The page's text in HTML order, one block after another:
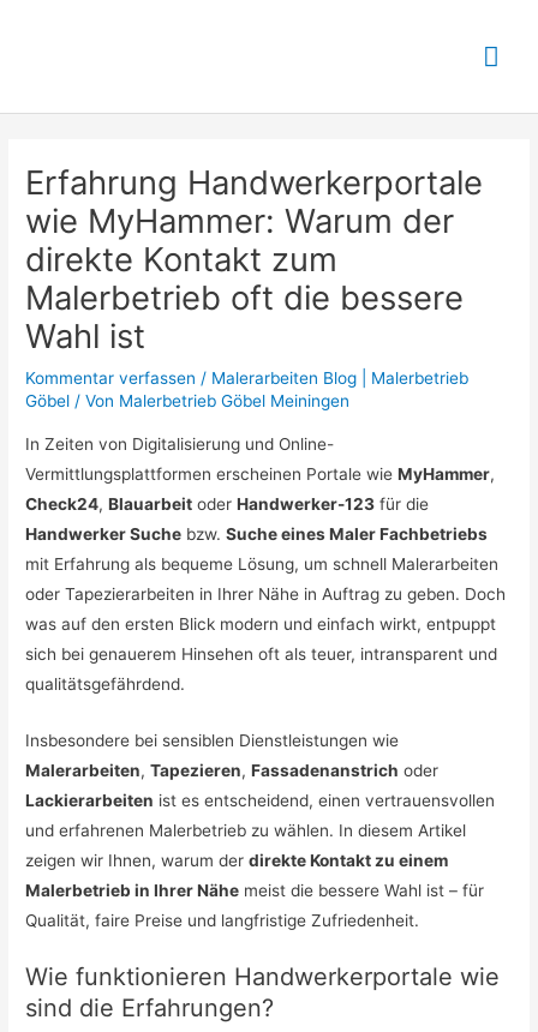
Erfahrung Handwerkerportale
wie MyHammer: Warum der
direkte Kontakt zum
Malerbetrieb oft die bessere
Wahl ist
Kommentar verfassen / Malerarbeiten Blog | Malerbetrieb
Göbel / Von Malerbetrieb Göbel Meiningen
In Zeiten von Digitalisierung und Online-
Vermittlungsplattformen erscheinen Portale wieMyHammer,
Check24,Blauarbeit oderHandwerker-123 für die
Handwerker Suche bzw.Suche eines Maler Fachbetriebs
mit Erfahrung als bequeme Lösung, um schnell Malerarbeiten
oder Tapezierarbeiten in Ihrer Nähe in Auftrag zu geben. Doch
was auf den ersten Blick modern und einfach wirkt, entpuppt
sich bei genauerem Hinsehen oft als teuer, intransparent und
qualitätsgefährdend.
Insbesondere bei sensiblen Dienstleistungen wie
Malerarbeiten,Tapezieren,Fassadenanstrich oder
Lackierarbeiten ist es entscheidend, einen vertrauensvollen
und erfahrenen Malerbetrieb zu wählen. In diesem Artikel
zeigen wir Ihnen, warum derdirekte Kontakt zu einem
Malerbetrieb in Ihrer Nähe meist die bessere Wahl ist – für
Qualität, faire Preise und langfristige Zufriedenheit.
Wie funktionieren Handwerkerportale wie
sind die Erfahrungen?